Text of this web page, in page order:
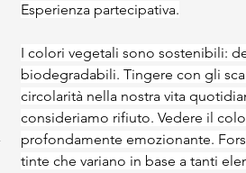
Esperienza partecipativa.
I colori vegetali sono sostenibili:
biodegradabili. Tingere con gli
circolarità nella nostra vita
consideriamo rifiuto. Vedere il
profondamente emozionante.
tinte che variano in base a tanti